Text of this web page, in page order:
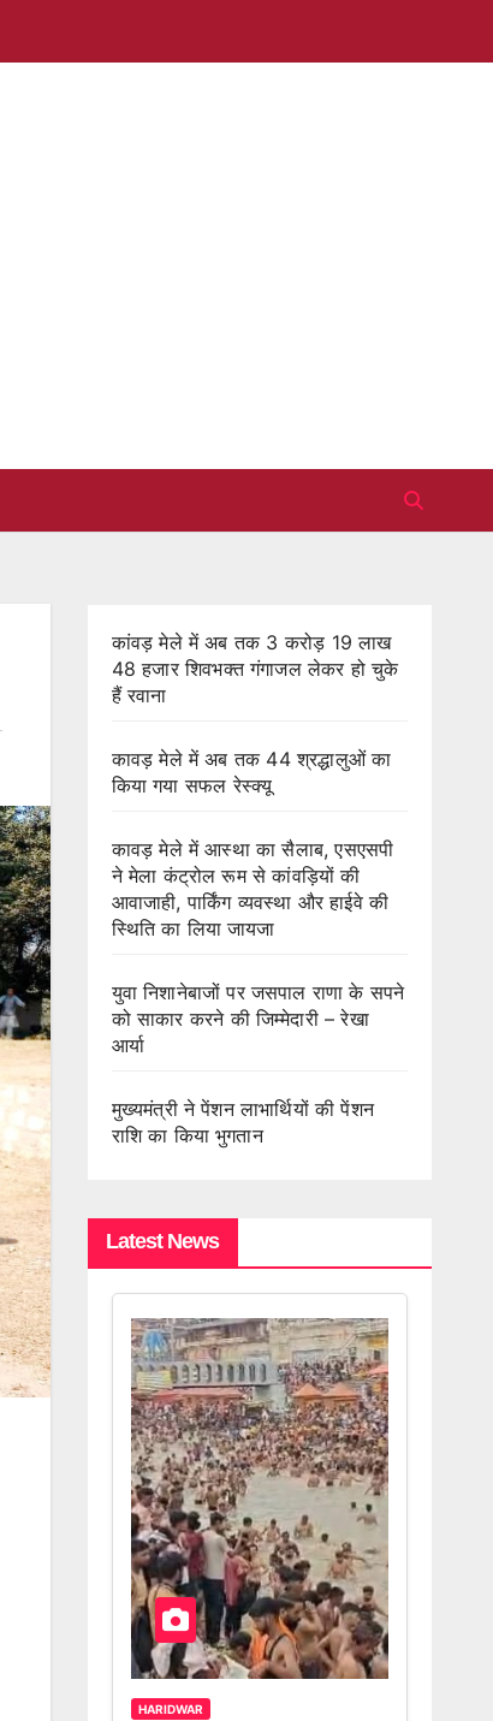
कांवड़ मेले में अब तक 3 करोड़ 19 लाख
48 हजार शिवभक्त गंगाजल लेकर हो चुके
हैं रवाना
कावड़ मेले में अब तक 44 श्रद्धालुओं का
किया गया सफल रेस्क्यू
कावड़ मेले में आस्था का सैलाब, एसएसपी
ने मेला कंट्रोल रूम से कांवड़ियों की
आवाजाही, पार्किंग व्यवस्था और हाईवे की
स्थिति का लिया जायजा
युवा निशानेबाजों पर जसपाल राणा के सपने
को साकार करने की जिम्मेदारी – रेखा
आर्या
मुख्यमंत्री ने पेंशन लाभार्थियों की पेंशन
राशि का किया भुगतान
Latest News
HARIDWAR